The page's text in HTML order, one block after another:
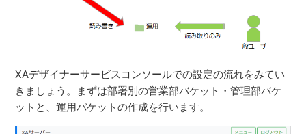
XAデザイナーサービスコンソールでの設定の流れをみてい
きましょう。まずは部署別の営業部バケット・管理部バケ
ットと、運用バケットの作成を行います。